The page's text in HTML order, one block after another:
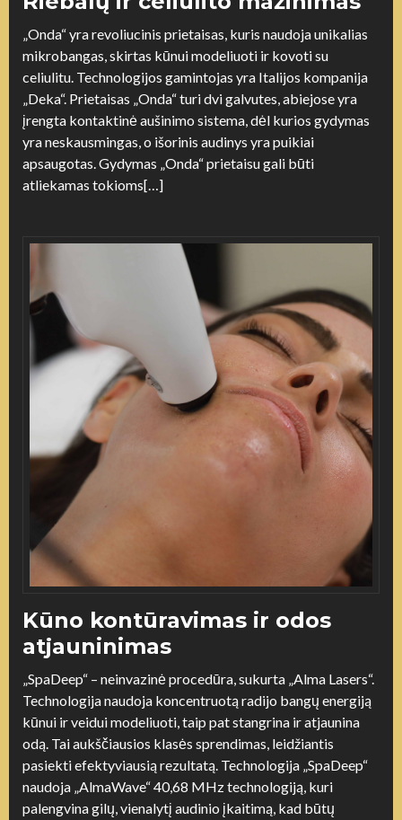
„Onda“ yra revoliucinis prietaisas, kuris naudoja unikalias
mikrobangas, skirtas kūnui modeliuoti ir kovoti su
celiulitu. Technologijos gamintojas yra Italijos kompanija
„Deka“. Prietaisas „Onda“ turi dvi galvutes, abiejose yra
įrengta kontaktinė aušinimo sistema, dėl kurios gydymas
yra neskausmingas, o išorinis audinys yra puikiai
apsaugotas. Gydymas „Onda“ prietaisu gali būti
atliekamas tokioms[…]
Kūno kontūravimas ir odos
atjauninimas
„SpaDeep“ – neinvazinė procedūra, sukurta „Alma Lasers“.
Technologija naudoja koncentruotą radijo bangų energiją
kūnui ir veidui modeliuoti, taip pat stangrina ir atjaunina
odą. Tai aukščiausios klasės sprendimas, leidžiantis
pasiekti efektyviausią rezultatą. Technologija „SpaDeep“
naudoja „AlmaWave“ 40,68 MHz technologiją, kuri
palengvina gilų, vienalytį audinio įkaitimą, kad būtų